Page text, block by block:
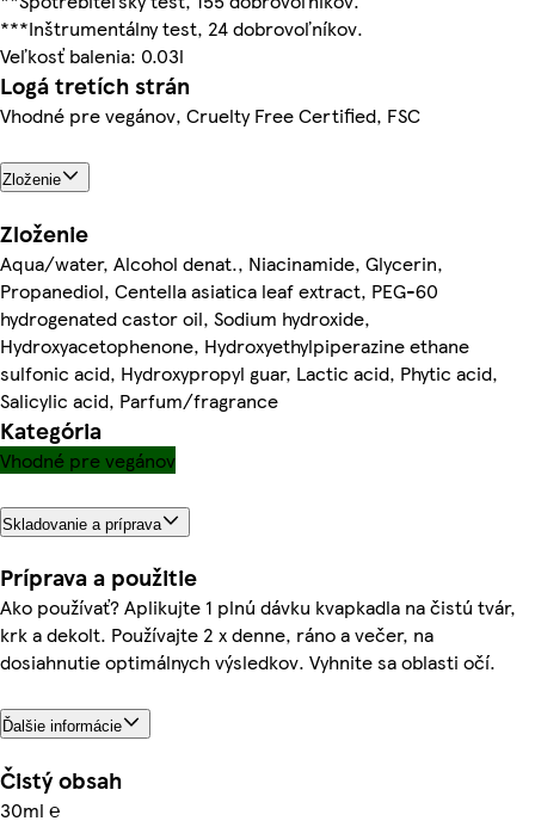
***Inštrumentálny test, 24 dobrovoľníkov.
Veľkosť balenia: 0.03l
Logá tretích strán
Vhodné pre vegánov, Cruelty Free Certified, FSC
Zloženie
Zloženie
Aqua/water, Alcohol denat., Niacinamide, Glycerin,
Propanediol, Centella asiatica leaf extract, PEG-60
hydrogenated castor oil, Sodium hydroxide,
Hydroxyacetophenone, Hydroxyethylpiperazine ethane
sulfonic acid, Hydroxypropyl guar, Lactic acid, Phytic acid,
Salicylic acid, Parfum/fragrance
Kategória
Vhodné pre vegánov
Skladovanie a príprava
Príprava a použitie
Ako používať? Aplikujte 1 plnú dávku kvapkadla na čistú tvár,
krk a dekolt. Používajte 2 x denne, ráno a večer, na
dosiahnutie optimálnych výsledkov. Vyhnite sa oblasti očí.
Ďalšie informácie
Čistý obsah
30ml ℮